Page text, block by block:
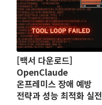
[백서 다운로드]
OpenClaude
온프레미스 장애 예방
전략과 성능 최적화 실전